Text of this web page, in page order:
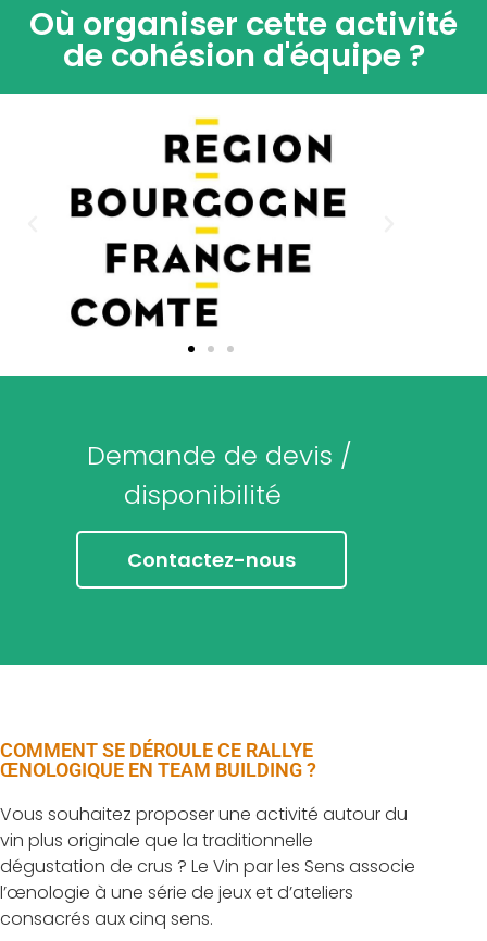
Où organiser cette activité
de cohésion d'équipe ?
Demande de devis /
disponibilité
Contactez-nous
COMMENT SE DÉROULE CE RALLYE
ŒNOLOGIQUE EN TEAM BUILDING ?
Vous souhaitez proposer une activité autour du
vin plus originale que la traditionnelle
dégustation de crus ? Le Vin par les Sens associe
l’œnologie à une série de jeux et d’ateliers
consacrés aux cinq sens.